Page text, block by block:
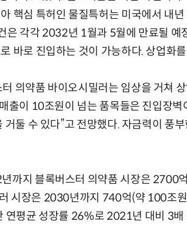
핵심 특허인 물질특허는 미국에서 내
은 각각 2032년 1월과 5월에 만료될 예
바로 진입하는 것이 가능하다. 상업화
의약품 바이오시밀러는 임상을 거쳐
출이 10조원이 넘는 품목들은 진입장
둘 수 있다”고 전망했다. 자금력이 풍
까지 블록버스터 의약품 시장은 2700
시장은 2030년까지 740억(약 100조
연평균 성장률 26%로 2021년 대비 3배